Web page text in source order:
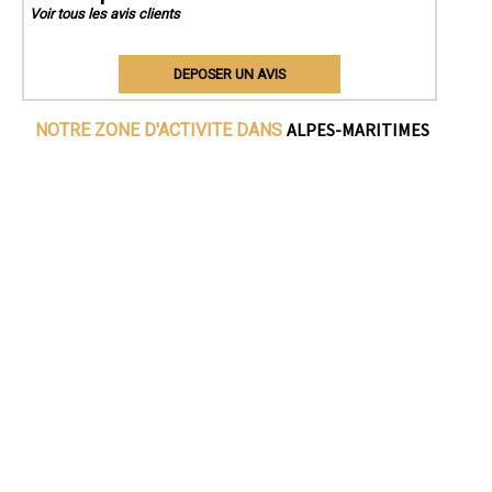
Voir tous les avis clients
DEPOSER UN AVIS
NOTRE ZONE D'ACTIVITE DANSALPES-MARITIMES